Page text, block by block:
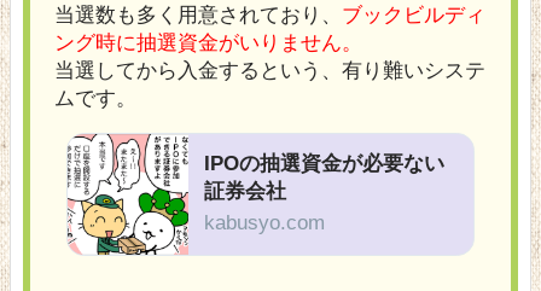
当選数も多く用意されており、 ブックビルディ
ング時に抽選資金がいりません。
当選してから入金するという、有り難いシステ
ムです。
IPOの抽選資金が必要ない
証券会社
kabusyo.com